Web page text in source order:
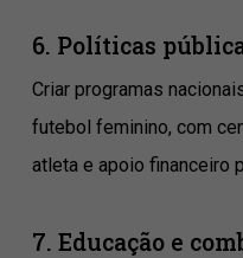
6. Políticas
Criar programas
futebol feminino, com
atleta e apoio financeiro
7. Educação e